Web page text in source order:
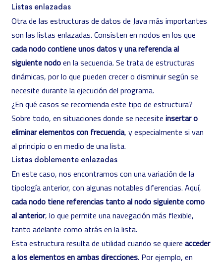
Listas enlazadas
Otra de las estructuras de datos de Java más importantes
son las listas enlazadas. Consisten en nodos en los que
cada nodo contiene unos datos y una referencia al
siguiente nodoen la secuencia. Se trata de estructuras
dinámicas, por lo que pueden crecer o disminuir según se
necesite durante la ejecución del programa.
¿En qué casos se recomienda este tipo de estructura?
Sobre todo, en situaciones donde se necesite insertar o
eliminar elementos con frecuencia, y especialmente si van
al principio o en medio de una lista.
Listas doblemente enlazadas
En este caso, nos encontramos con una variación de la
tipología anterior, con algunas notables diferencias. Aquí,
cada nodo tiene referencias tanto al nodo siguiente como
al anterior, lo que permite una navegación más flexible,
tanto adelante como atrás en la lista.
Esta estructura resulta de utilidad cuando se quiere acceder
a los elementos en ambas direcciones. Por ejemplo, en